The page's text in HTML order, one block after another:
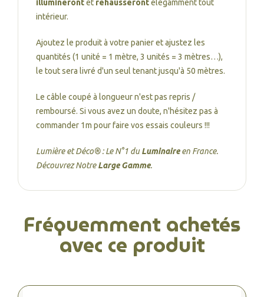
illuminerontet rehausserontélégamment tout
intérieur.
Ajoutez le produit à votre panier et ajustez les
quantités (1 unité = 1 mètre, 3 unités = 3 mètres…),
le tout sera livré d'un seul tenant jusqu'à 50 mètres.
Le câble coupé à longueur n'est pas repris /
remboursé. Si vous avez un doute, n'hésitez pas à
commander 1m pour faire vos essais couleurs !!!
Lumière et Déco® : Le N°1 duLuminaireen France.
Découvrez NotreLarge Gamme.
Fréquemment achetés
avec ce produit